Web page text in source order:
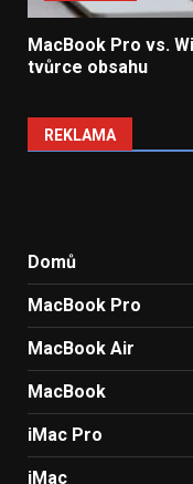
MacBook Pro vs.
tvůrce obsahu
REKLAMA
Domů
MacBook Pro
MacBook Air
MacBook
iMac Pro
iMac